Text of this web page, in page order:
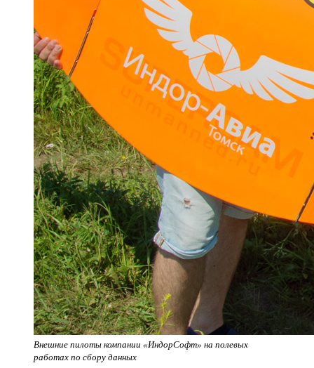
Внешние пилоты компании «ИндорСофт» на полевых
работах по сбору данных